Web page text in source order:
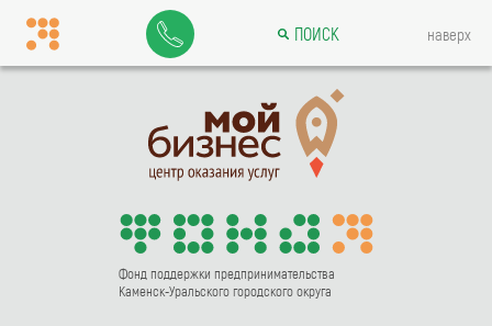
Фонд поддержки предпринимательства
Каменск-Уральского городского округа
ПОИСК наверх